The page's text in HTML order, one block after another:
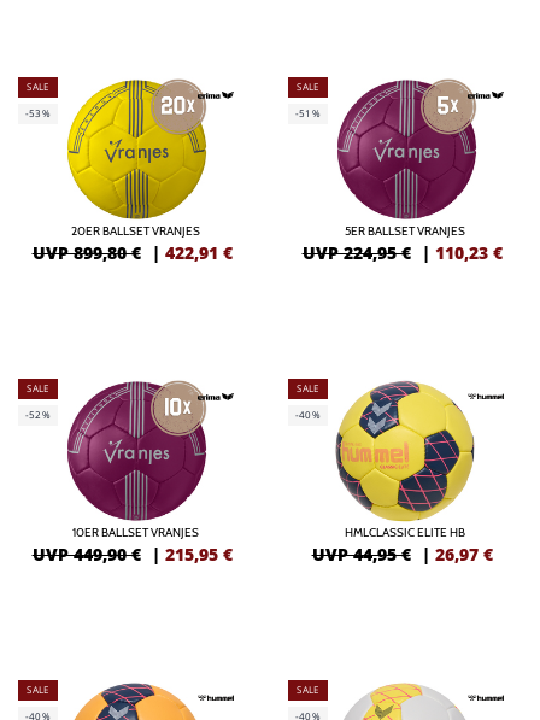
SALE
-53%
20ER BALLSET VRANJES
UVP 899,80 € | 422,91 €
SALE
-51%
5ER BALLSET VRANJES
UVP 224,95 € | 110,23 €
SALE
-52%
10ER BALLSET VRANJES
UVP 449,90 € | 215,95 €
SALE
-40%
HMLCLASSIC ELITE HB
UVP 44,95 € | 26,97 €
SALE
-40%
SALE
-40%